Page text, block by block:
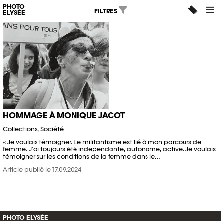
PHOTO
ELYSÉE
FILTRES
HOMMAGE À MONIQUE JACOT
Collections,Société
« Je voulais témoigner. Le militantisme est lié à mon parcours de
femme. J’ai toujours été indépendante, autonome, active. Je voulais
témoigner sur les conditions de la femme dans le…
Article publié le 17.09.2024
PHOTO ELYSÉE